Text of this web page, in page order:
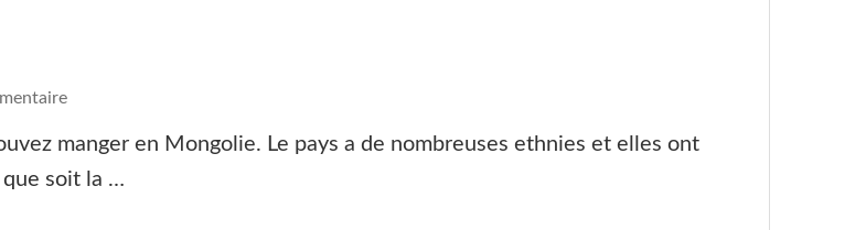
on
5
manger en Mongolie. Le pays a de nombreuses ethnies et elles ont
soit la …